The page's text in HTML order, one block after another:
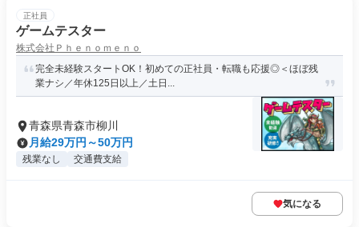
正社員
ゲームテスター
株式会社Ｐｈｅｎｏｍｅｎｏ
完全未経験スタートOK！初めての正社員・転職も応援◎＜ほぼ残
業ナシ／年休125日以上／土日...
青森県青森市柳川
月給29万円～50万円
残業なし 交通費支給
気になる